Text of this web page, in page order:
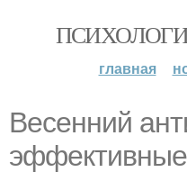
главная
Весенний